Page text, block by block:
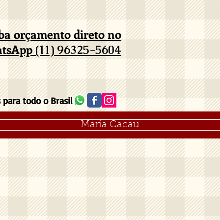
orçamento direto no
(11) 96325-5604
para todo o Brasil
Maria Cacau